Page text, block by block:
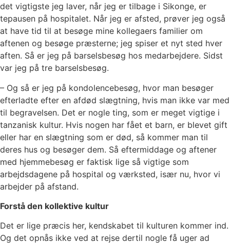
det vigtigste jeg laver, når jeg er tilbage i Sikonge, er
tepausen på hospitalet. Når jeg er afsted, prøver jeg også
at have tid til at besøge mine kollegaers familier om
aftenen og besøge præsterne; jeg spiser et nyt sted hver
aften. Så er jeg på barselsbesøg hos medarbejdere. Sidst
var jeg på tre barselsbesøg.
– Og så er jeg på kondolencebesøg, hvor man besøger
efterladte efter en afdød slægtning, hvis man ikke var med
til begravelsen. Det er nogle ting, som er meget vigtige i
tanzanisk kultur. Hvis nogen har fået et barn, er blevet gift
eller har en slægtning som er død, så kommer man til
deres hus og besøger dem. Så eftermiddage og aftener
med hjemmebesøg er faktisk lige så vigtige som
arbejdsdagene på hospital og værksted, især nu, hvor vi
arbejder på afstand.
Forstå den kollektive kultur
Det er lige præcis her, kendskabet til kulturen kommer ind.
Og det opnås ikke ved at rejse dertil nogle få uger ad